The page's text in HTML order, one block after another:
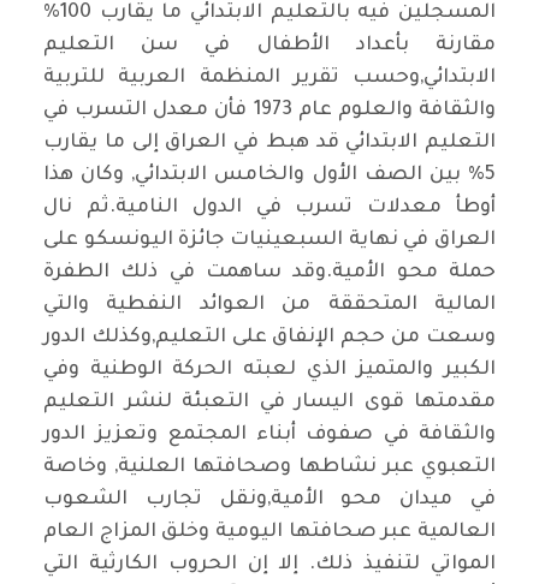
المسجلين فيه بالتعليم الابتدائي ما يقارب 100%
مقارنة بأعداد الأطفال في سن التعليم
الابتدائي,وحسب تقرير المنظمة العربية للتربية
والثقافة والعلوم عام 1973 فأن معدل التسرب في
التعليم الابتدائي قد هبط في العراق إلى ما يقارب
5% بين الصف الأول والخامس الابتدائي, وكان هذا
أوطأ معدلات تسرب في الدول النامية.ثم نال
العراق في نهاية السبعينيات جائزة اليونسكو على
حملة محو الأمية.وقد ساهمت في ذلك الطفرة
المالية المتحققة من العوائد النفطية والتي
وسعت من حجم الإنفاق على التعليم,وكذلك الدور
الكبير والمتميز الذي لعبته الحركة الوطنية وفي
مقدمتها قوى اليسار في التعبئة لنشر التعليم
والثقافة في صفوف أبناء المجتمع وتعزيز الدور
التعبوي عبر نشاطها وصحافتها العلنية, وخاصة
في ميدان محو الأمية,ونقل تجارب الشعوب
العالمية عبر صحافتها اليومية وخلق المزاج العام
المواتي لتنفيذ ذلك. إلا إن الحروب الكارثية التي